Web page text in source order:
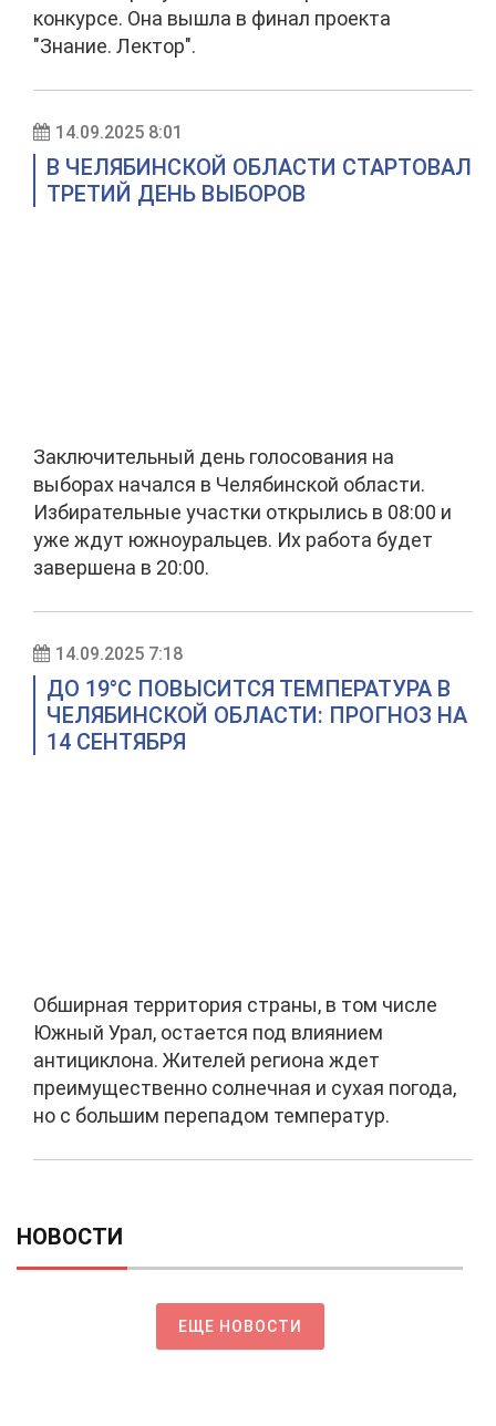
конкурсе. Она вышла в финал проекта
"Знание. Лектор".
14.09.2025 8:01
В ЧЕЛЯБИНСКОЙ ОБЛАСТИ СТАРТОВАЛ
ТРЕТИЙ ДЕНЬ ВЫБОРОВ
Заключительный день голосования на
выборах начался в Челябинской области.
Избирательные участки открылись в 08:00 и
уже ждут южноуральцев. Их работа будет
завершена в 20:00.
14.09.2025 7:18
ДО 19°C ПОВЫСИТСЯ ТЕМПЕРАТУРА В
ЧЕЛЯБИНСКОЙ ОБЛАСТИ: ПРОГНОЗ НА
14 СЕНТЯБРЯ
Обширная территория страны, в том числе
Южный Урал, остается под влиянием
антициклона. Жителей региона ждет
преимущественно солнечная и сухая погода,
но с большим перепадом температур.
НОВОСТИ
ЕЩЕ НОВОСТИ